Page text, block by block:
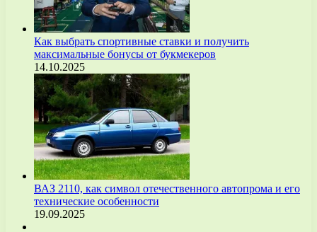
Как выбрать спортивные ставки и получить
максимальные бонусы от букмекеров
14.10.2025
ВАЗ 2110, как символ отечественного автопрома и его
технические особенности
19.09.2025